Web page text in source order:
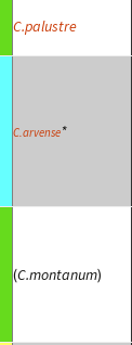
C.palustre
C.arvense*
(C.montanum)